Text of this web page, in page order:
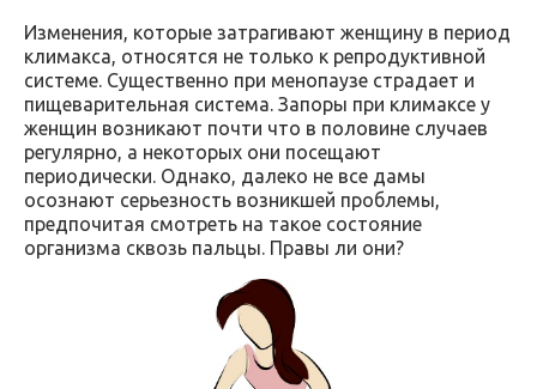
Изменения, которые затрагивают женщину в период
климакса, относятся не только к репродуктивной
системе. Существенно при менопаузе страдает и
пищеварительная система. Запоры при климаксе у
женщин возникают почти что в половине случаев
регулярно, а некоторых они посещают
периодически. Однако, далеко не все дамы
осознают серьезность возникшей проблемы,
предпочитая смотреть на такое состояние
организма сквозь пальцы. Правы ли они?